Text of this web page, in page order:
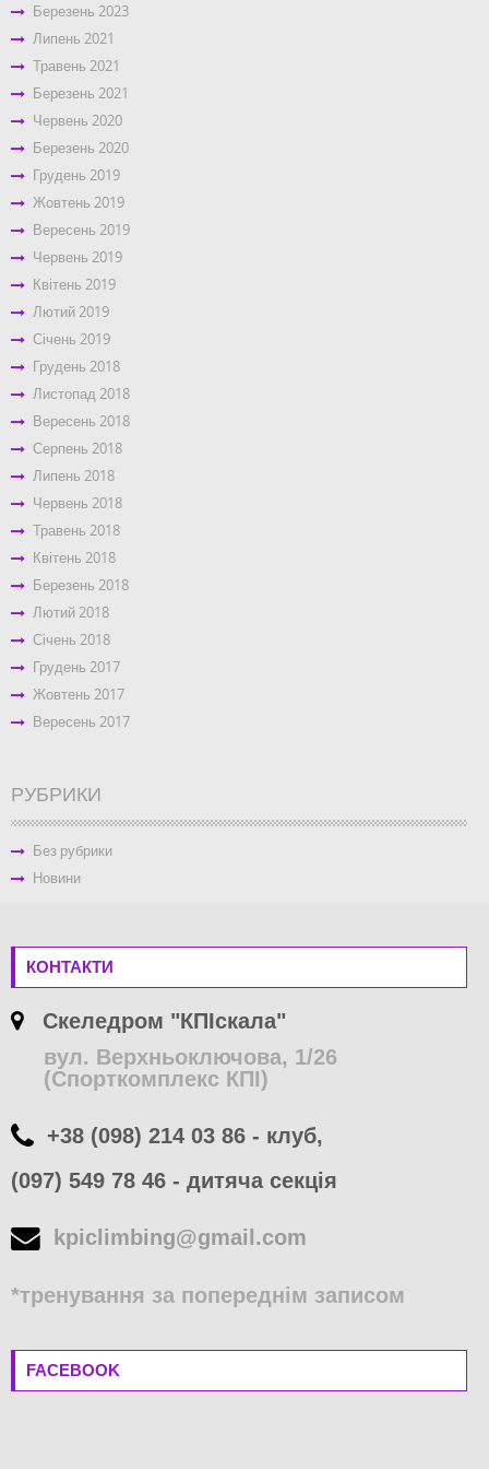
Березень 2023
Липень 2021
Травень 2021
Березень 2021
Червень 2020
Березень 2020
Грудень 2019
Жовтень 2019
Вересень 2019
Червень 2019
Квітень 2019
Лютий 2019
Січень 2019
Грудень 2018
Листопад 2018
Вересень 2018
Серпень 2018
Липень 2018
Червень 2018
Травень 2018
Квітень 2018
Березень 2018
Лютий 2018
Січень 2018
Грудень 2017
Жовтень 2017
Вересень 2017
РУБРИКИ
Без рубрики
Новини
КОНТАКТИ
Скеледром "КПІскала"
вул. Верхньоключова, 1/26
(Спорткомплекс КПІ)
+38 (098) 214 03 86 - клуб,
(097) 549 78 46 - дитяча секція
kpiclimbing@gmail.com
*тренування за попереднім записом
FACEBOOK